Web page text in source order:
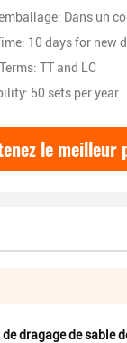
Dans un
10 days for new
TT and LC
50 sets per year
le meilleur
de dragage de sable